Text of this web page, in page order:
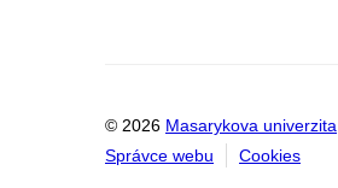
© 2026 Masarykova univerzita
Správce webu
Cookies